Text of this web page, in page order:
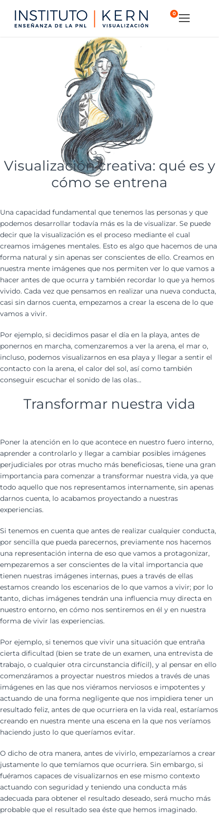
0
Visualización creativa: qué es y
cómo se entrena
Una capacidad fundamental que tenemos las personas y que
podemos desarrollar todavía más es la de visualizar. Se puede
decir que la visualización es el proceso mediante el cual
creamos imágenes mentales. Esto es algo que hacemos de una
forma natural y sin apenas ser conscientes de ello. Creamos en
nuestra mente imágenes que nos permiten ver lo que vamos a
hacer antes de que ocurra y también recordar lo que ya hemos
vivido. Cada vez que pensamos en realizar una nueva conducta,
casi sin darnos cuenta, empezamos a crear la escena de lo que
vamos a vivir.
Por ejemplo, si decidimos pasar el día en la playa, antes de
ponernos en marcha, comenzaremos a ver la arena, el mar o,
incluso, podemos visualizarnos en esa playa y llegar a sentir el
contacto con la arena, el calor del sol, así como también
conseguir escuchar el sonido de las olas…
Transformar nuestra vida
Poner la atención en lo que acontece en nuestro fuero interno,
aprender a controlarlo y llegar a cambiar posibles imágenes
perjudiciales por otras mucho más beneficiosas, tiene una gran
importancia para comenzar a transformar nuestra vida, ya que
todo aquello que nos representamos internamente, sin apenas
darnos cuenta, lo acabamos proyectando a nuestras
experiencias.
Si tenemos en cuenta que antes de realizar cualquier conducta,
por sencilla que pueda parecernos, previamente nos hacemos
una representación interna de eso que vamos a protagonizar,
empezaremos a ser conscientes de la vital importancia que
tienen nuestras imágenes internas, pues a través de ellas
estamos creando los escenarios de lo que vamos a vivir; por lo
tanto, dichas imágenes tendrán una influencia muy directa en
nuestro entorno, en cómo nos sentiremos en él y en nuestra
forma de vivir las experiencias.
Por ejemplo, si tenemos que vivir una situación que entraña
cierta dificultad (bien se trate de un examen, una entrevista de
trabajo, o cualquier otra circunstancia difícil), y al pensar en ello
comenzáramos a proyectar nuestros miedos a través de unas
imágenes en las que nos viéramos nerviosos e impotentes y
actuando de una forma negligente que nos impidiera tener un
resultado feliz, antes de que ocurriera en la vida real, estaríamos
creando en nuestra mente una escena en la que nos veríamos
haciendo justo lo que queríamos evitar.
O dicho de otra manera, antes de vivirlo, empezaríamos a crear
justamente lo que temíamos que ocurriera. Sin embargo, si
fuéramos capaces de visualizarnos en ese mismo contexto
actuando con seguridad y teniendo una conducta más
adecuada para obtener el resultado deseado, será mucho más
probable que el resultado sea éste que hemos imaginado.